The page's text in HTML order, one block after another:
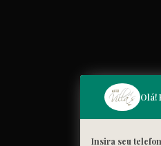
Quem
Olá!
Insira seu